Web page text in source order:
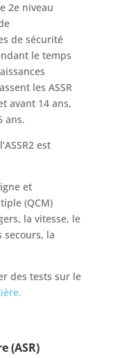
2e niveau
de sécurité
le temps
les ASSR
avant 14 ans,
ans.
est
et
(QCM)
la vitesse, le
la
des tests sur le
(ASR)